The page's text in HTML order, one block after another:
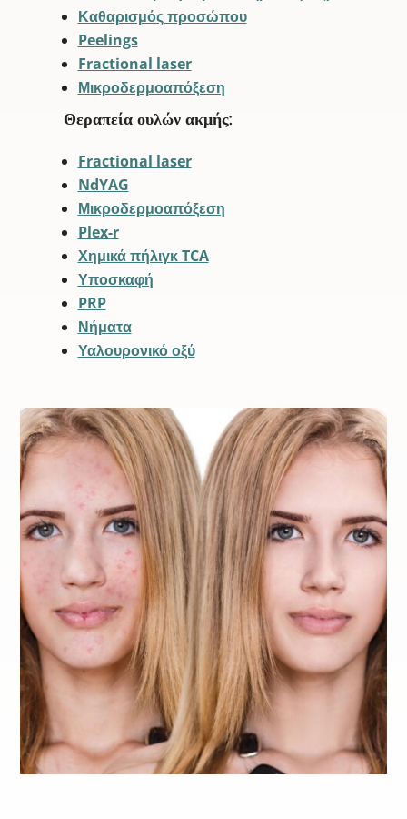
Καθαρισμός προσώπου
Peelings
Fractional laser
Μικροδερμοαπόξεση
Θεραπεία ουλών ακμής:
Fractional laser
NdYAG
Μικροδερμοαπόξεση
Plex-r
Χημικά πήλιγκ TCA
Υποσκαφή
PRP
Νήματα
Υαλουρονικό οξύ